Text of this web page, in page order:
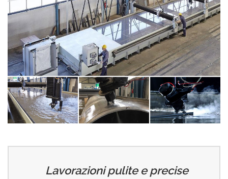
Lavorazioni pulite e precise